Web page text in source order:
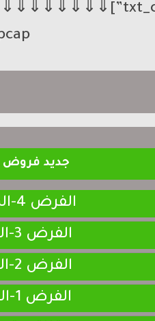
جديد فروض
الفرض 4-المرحلة الرابعة
الفرض 3-المرحلة الثالثة
الفرض 2-المرحلة الثانية
الفرض 1-المرحلة الأولى